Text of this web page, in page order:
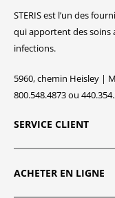
STERIS est l’un des
qui apportent des soins
infections.
5960, chemin Heisley |
800.548.4873 ou
SERVICE CLIENT
ACHETER EN LIGNE